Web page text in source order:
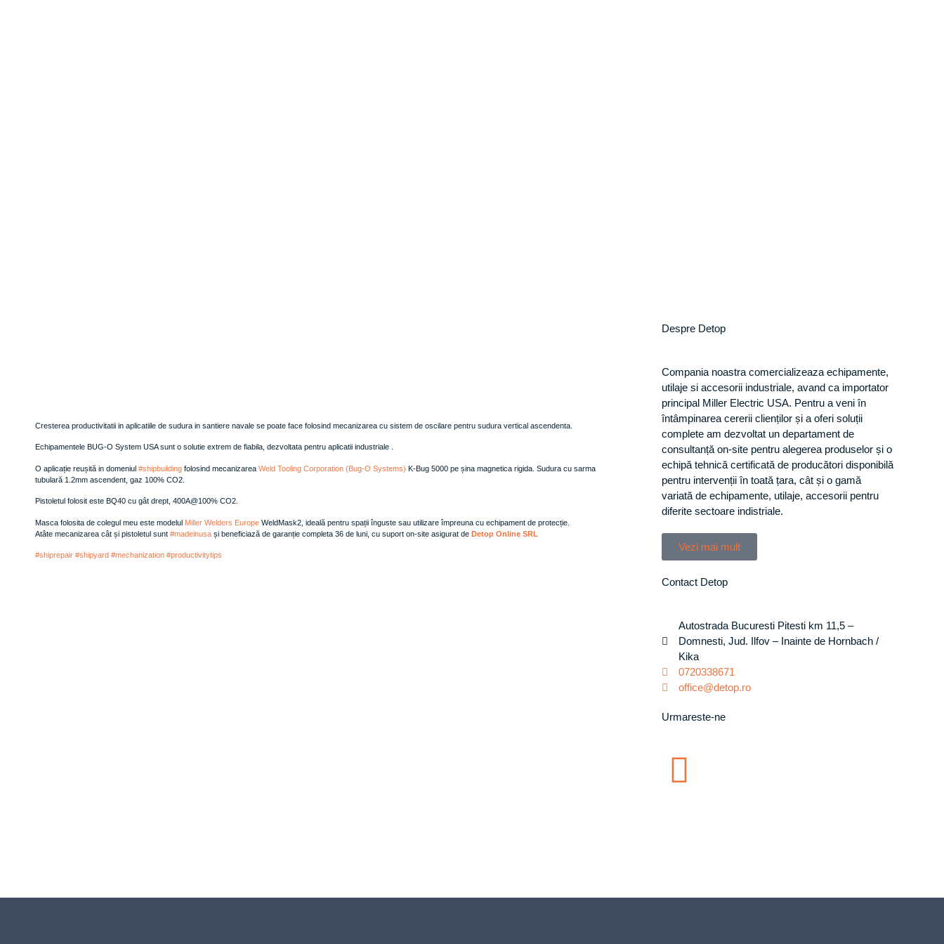
Cresterea productivitatii in aplicatiile de sudura in santiere navale se poate face folosind mecanizarea cu sistem de oscilare pentru sudura vertical ascendenta.
Echipamentele BUG-O System USA sunt o solutie extrem de fiabila, dezvoltata pentru aplicatii industriale .
O aplicație reușită in domeniul #shipbuilding folosind mecanizarea Weld Tooling Corporation (Bug-O Systems) K-Bug 5000 pe șina magnetica rigida. Sudura cu sarma
tubulară 1.2mm ascendent, gaz 100% CO2.
Pistoletul folosit este BQ40 cu gât drept, 400A@100% CO2.
Masca folosita de colegul meu este modelul Miller Welders Europe WeldMask2, ideală pentru spații înguste sau utilizare împreuna cu echipament de protecție.
Atâte mecanizarea cât și pistoletul sunt #madeinusa și beneficiază de garanție completa 36 de luni, cu suport on-site asigurat de Detop Online SRL
#shiprepair #shipyard #mechanization #productivitytips
Despre Detop
Compania noastra comercializeaza echipamente,
utilaje si accesorii industriale, avand ca importator
principal Miller Electric USA. Pentru a veni în
întâmpinarea cererii clienților și a oferi soluții
complete am dezvoltat un departament de
consultanță on-site pentru alegerea produselor și o
echipă tehnică certificată de producători disponibilă
pentru intervenții în toată țara, cât și o gamă
variată de echipamente, utilaje, accesorii pentru
diferite sectoare indistriale.
Vezi mai mult
Contact Detop
Autostrada Bucuresti Pitesti km 11,5 –
Domnesti, Jud. Ilfov – Inainte de Hornbach /
Kika
0720338671
office@detop.ro
Urmareste-ne